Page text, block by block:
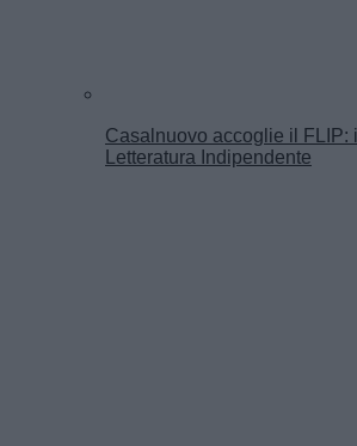
Casalnuovo accoglie il FLIP:
Letteratura Indipendente